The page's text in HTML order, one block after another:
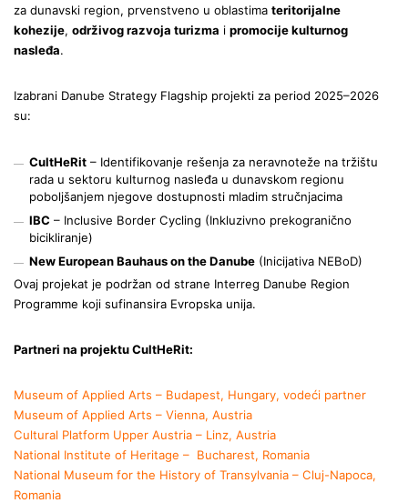
za dunavski region, prvenstveno u oblastima teritorijalne
kohezije, održivog razvoja turizma i promocije kulturnog
nasleđa.
Izabrani Danube Strategy Flagship projekti za period 2025–2026
su:
CultHeRit– Identifikovanje rešenja za neravnoteže na tržištu
rada u sektoru kulturnog nasleđa u dunavskom regionu
poboljšanjem njegove dostupnosti mladim stručnjacima
IBC – Inclusive Border Cycling (Inkluzivno prekogranično
bicikliranje)
New European Bauhaus on the Danube(Inicijativa NEBoD)
Ovaj projekat je podržan od strane Interreg Danube Region
Programme koji sufinansira Evropska unija.
Partneri na projektu CultHeRit:
Museum of Applied Arts – Budapest, Hungary, vodeći partner
Museum of Applied Arts – Vienna, Austria
Cultural Platform Upper Austria – Linz, Austria
National Institute of Heritage – Bucharest, Romania
National Museum for the History of Transylvania – Cluj-Napoca,
Romania